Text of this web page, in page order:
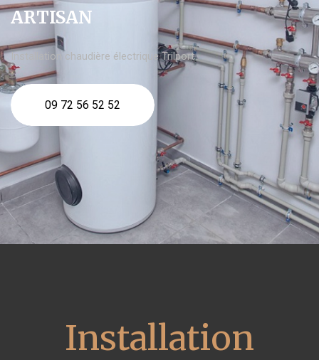
ARTISAN
Installation chaudière électrique Trilport
09 72 56 52 52
Installation